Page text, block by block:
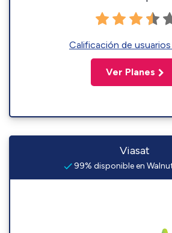
Calificación de
Ver Planes
Viasat
99% disponible en